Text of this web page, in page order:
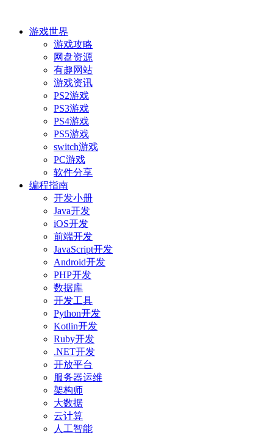
游戏世界
游戏攻略
网盘资源
有趣网站
游戏资讯
PS2游戏
PS3游戏
PS4游戏
PS5游戏
switch游戏
PC游戏
软件分享
编程指南
开发小册
Java开发
iOS开发
前端开发
JavaScript开发
Android开发
PHP开发
数据库
开发工具
Python开发
Kotlin开发
Ruby开发
.NET开发
开放平台
服务器运维
架构师
大数据
云计算
人工智能